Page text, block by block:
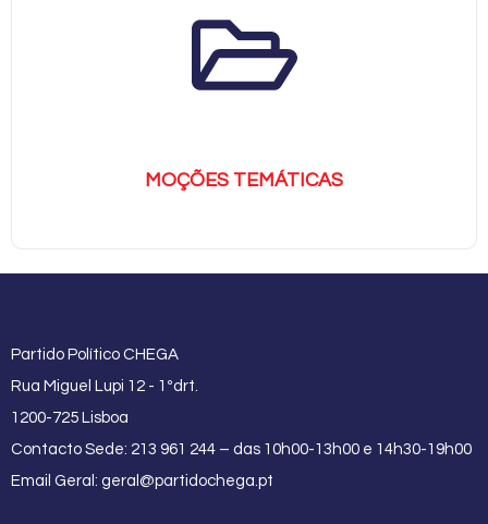
MOÇÕES TEMÁTICAS
Partido Político CHEGA
Rua Miguel Lupi 12 - 1ºdrt.
1200-725 Lisboa
Contacto Sede: 213 961 244 – das 10h00-13h00 e 14h30-19h00
Email Geral: geral@partidochega.pt